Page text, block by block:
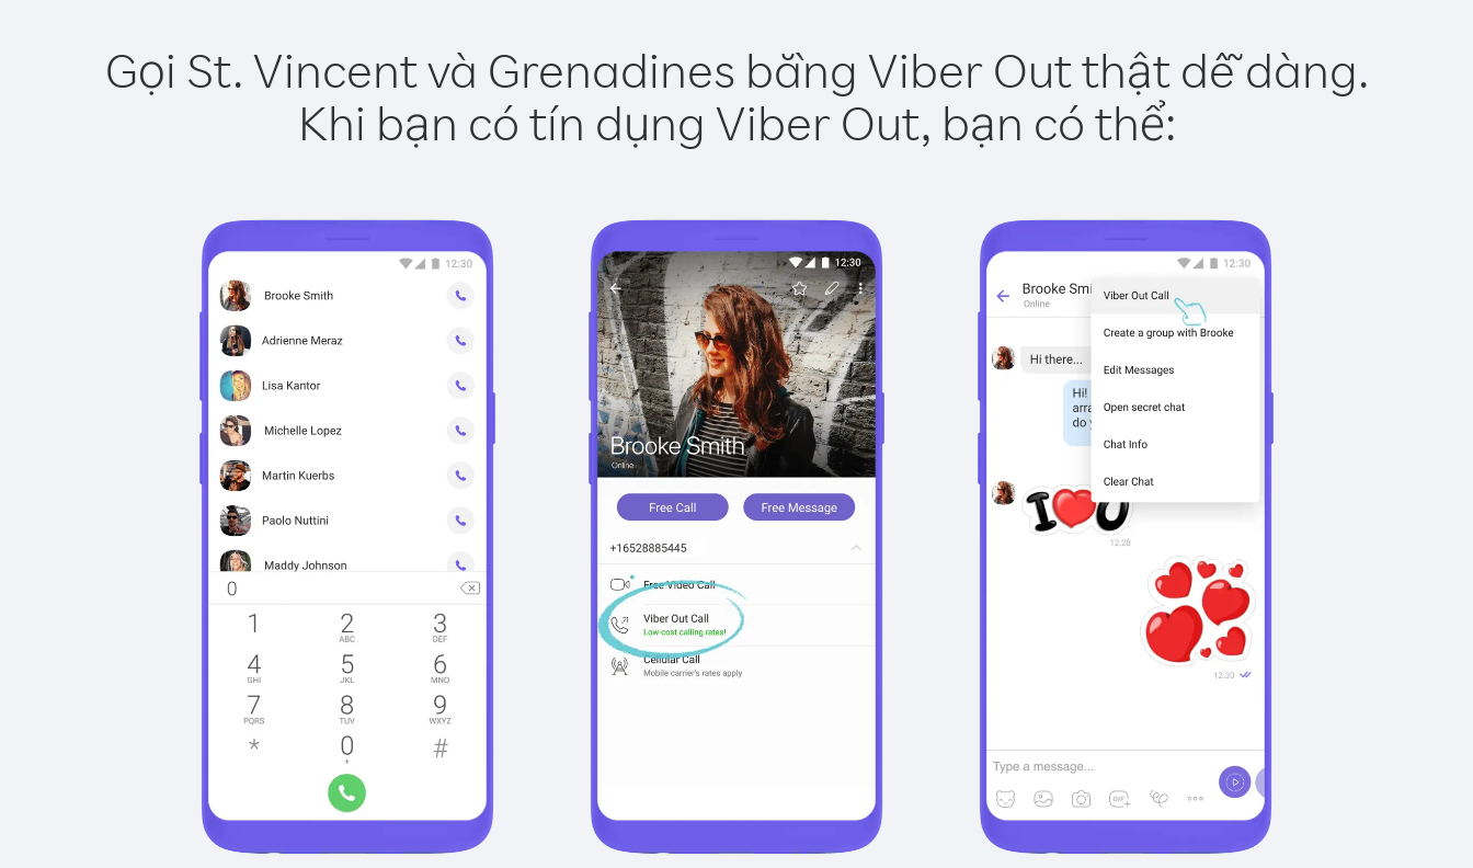
Gọi St. Vincent và Grenadines bằng Viber Out thật dễ dàng.
Khi bạn có tín dụng Viber Out, bạn có thể: